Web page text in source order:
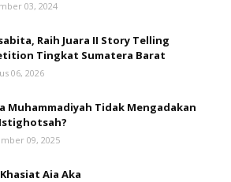
03, 2024
Raih Juara II Story Telling
Tingkat Sumatera Barat
06, 2026
Muhammadiyah Tidak Mengadakan
09, 2025
Aia Aka